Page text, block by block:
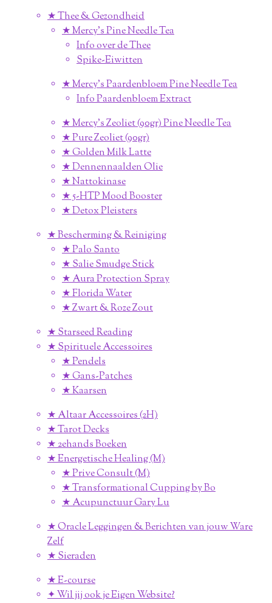
★ Thee & Gezondheid
★ Mercy's Pine Needle Tea
Info over de Thee
Spike-Eiwitten
★ Mercy's Paardenbloem Pine Needle Tea
Info Paardenbloem Extract
★ Mercy's Zeoliet (90gr) Pine Needle Tea
★ Pure Zeoliet (90gr)
★ Golden Milk Latte
★ Dennennaalden Olie
★ Nattokinase
★ 5-HTP Mood Booster
★ Detox Pleisters
★ Bescherming & Reiniging
★ Palo Santo
★ Salie Smudge Stick
★ Aura Protection Spray
★ Florida Water
★ Zwart & Roze Zout
★ Starseed Reading
★ Spirituele Accessoires
★ Pendels
★ Gans-Patches
★ Kaarsen
★ Altaar Accessoires (2H)
★ Tarot Decks
★ 2ehands Boeken
★ Energetische Healing (M)
★ Prive Consult (M)
★ Transformational Cupping by Bo
★ Acupunctuur Gary Lu
★ Oracle Leggingen & Berichten van jouw Ware
Zelf
★ Sieraden
★ E-course
✦ Wil jij ook je Eigen Website?